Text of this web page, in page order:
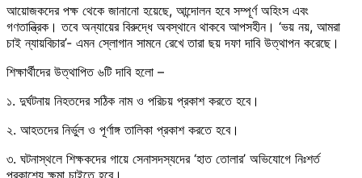
আয়োজকদের পক্ষ থেকে জানানো হয়েছে, আন্দোলন হবে সম্পূর্ণ অহিংস এবং
গণতান্ত্রিক। তবে অন্যায়ের বিরুদ্ধে অবস্থানে থাকবে আপসহীন। ‘ভয় নয়, আমরা
চাই ন্যায়বিচার’- এমন স্লোগান সামনে রেখে তারা ছয় দফা দাবি উত্থাপন করেছে।
শিক্ষার্থীদের উত্থাপিত ৬টি দাবি হলো –
১. দুর্ঘটনায় নিহতদের সঠিক নাম ও পরিচয় প্রকাশ করতে হবে।
২. আহতদের নির্ভুল ও পূর্ণাঙ্গ তালিকা প্রকাশ করতে হবে।
৩. ঘটনাস্থলে শিক্ষকদের গায়ে সেনাসদস্যদের ‘হাত তোলার’ অভিযোগে নিঃশর্ত
প্রকাশ্যে ক্ষমা চাইতে হবে।